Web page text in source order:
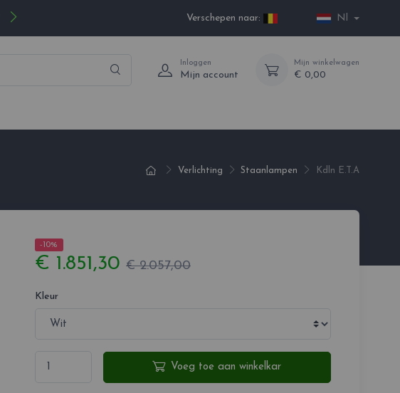
Verschepen naar: Nl
Inloggen
Mijn account
Mijn winkelwagen
€ 0,00
Verlichting Staanlampen Kdln E.T.A
-10%
€ 1.851,30 € 2.057,00
Kleur
Voeg toe aan winkelkar